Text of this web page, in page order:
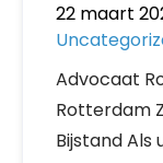
22 maart
Advocaat
Rotterdam
Bijstand Als